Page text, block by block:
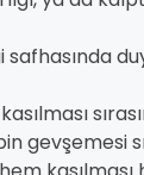
safhasında
gevşemesi